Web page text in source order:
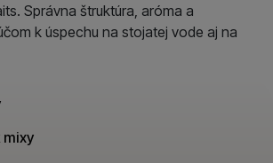
Správna štruktúra, aróma a
k úspechu na stojatej vode aj na